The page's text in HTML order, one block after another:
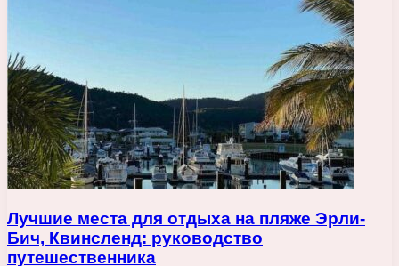
Лучшие места для отдыха на пляже Эрли-
Бич, Квинсленд: руководство
путешественника